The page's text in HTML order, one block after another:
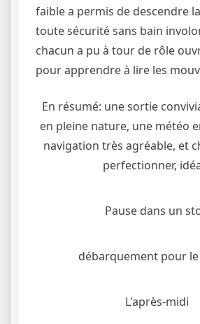
faible a permis de descendre
toute sécurité sans bain
chacun a pu à tour de rôle
pour apprendre à lire les
En résumé: une sortie
en pleine nature, une météo
navigation très agréable, et
perfectionner,
Pause dans un
débarquement pour
L'après-midi